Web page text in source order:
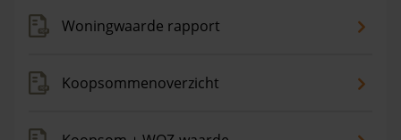
Woningwaarde rapport
Koopsommenoverzicht